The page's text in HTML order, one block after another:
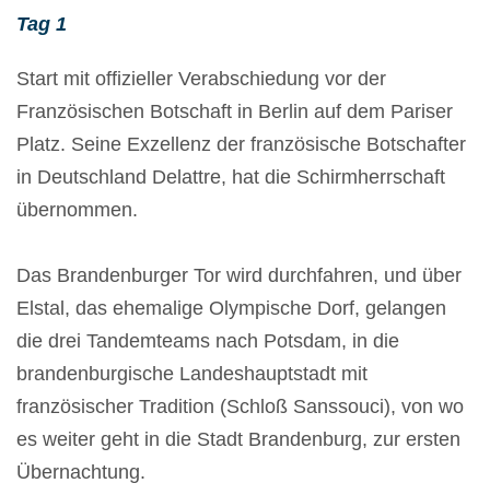
Tag 1
Start mit offizieller Verabschiedung vor der
Französischen Botschaft in Berlin auf dem Pariser
Platz. Seine Exzellenz der französische Botschafter
in Deutschland Delattre, hat die Schirmherrschaft
übernommen.
Das Brandenburger Tor wird durchfahren, und über
Elstal, das ehemalige Olympische Dorf, gelangen
die drei Tandemteams nach Potsdam, in die
brandenburgische Landeshauptstadt mit
französischer Tradition (Schloß Sanssouci), von wo
es weiter geht in die Stadt Brandenburg, zur ersten
Übernachtung.